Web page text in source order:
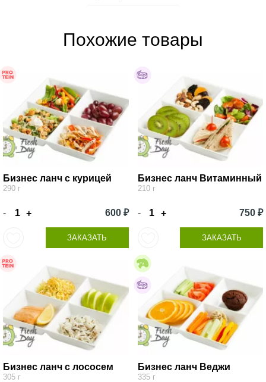
Похожие товары
Бизнес ланч с курицей
290 г
- + 600 ₽
ЗАКАЗАТЬ
Бизнес ланч Витаминный
210 г
- + 750 ₽
ЗАКАЗАТЬ
Бизнес ланч с лососем
305 г
Бизнес ланч Веджи
335 г